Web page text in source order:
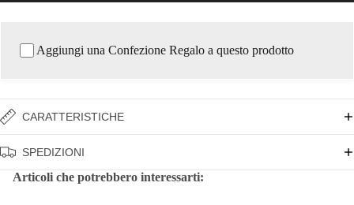
Aggiungi una Confezione Regalo a questo prodotto
CARATTERISTICHE
SPEDIZIONI
Articoli che potrebbero interessarti: